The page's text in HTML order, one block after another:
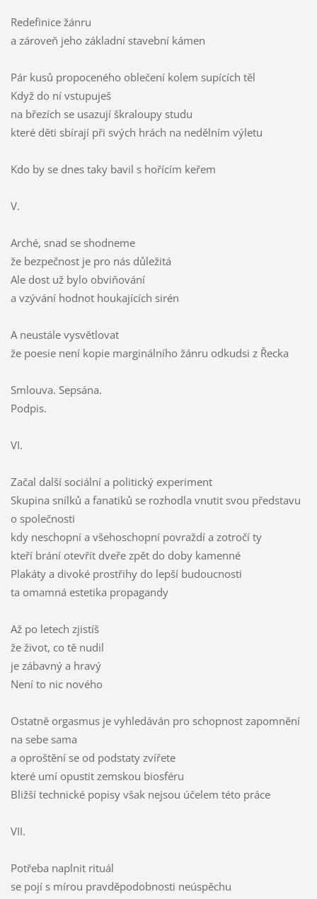
Redefinice žánru
a zároveň jeho základní stavební kámen
Pár kusů propoceného oblečení kolem supících těl
Když do ní vstupuješ
na březích se usazují škraloupy studu
které děti sbírají při svých hrách na nedělním výletu
Kdo by se dnes taky bavil s hořícím keřem
V.
Arché, snad se shodneme
že bezpečnost je pro nás důležitá
Ale dost už bylo obviňování
a vzývání hodnot houkajících sirén
A neustále vysvětlovat
že poesie není kopie marginálního žánru odkudsi z Řecka
Smlouva. Sepsána.
Podpis.
VI.
Začal další sociální a politický experiment
Skupina snílků a fanatiků se rozhodla vnutit svou představu
o společnosti
kdy neschopní a všehoschopní povraždí a zotročí ty
kteří brání otevřít dveře zpět do doby kamenné
Plakáty a divoké prostřihy do lepší budoucnosti
ta omamná estetika propagandy
Až po letech zjistíš
že život, co tě nudil
je zábavný a hravý
Není to nic nového
Ostatně orgasmus je vyhledáván pro schopnost zapomnění
na sebe sama
a oproštění se od podstaty zvířete
které umí opustit zemskou biosféru
Bližší technické popisy však nejsou účelem této práce
VII.
Potřeba naplnit rituál
se pojí s mírou pravděpodobnosti neúspěchu